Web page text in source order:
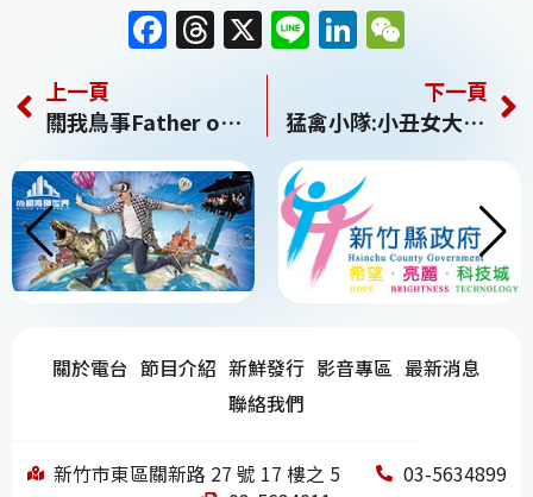
F
a
c
e
b
o
o
k
T
h
re
a
d
s
X Li
n
e
Li
n
k
e
dI
n
C
h
上一頁
關我鳥事Father of All…
下一頁
猛禽小隊:小丑女大解放
關於電台 節目介紹 新鮮發行 影音專區 最新消息
聯絡我們
新竹市東區關新路 27 號 17 樓之 5
03-5634899